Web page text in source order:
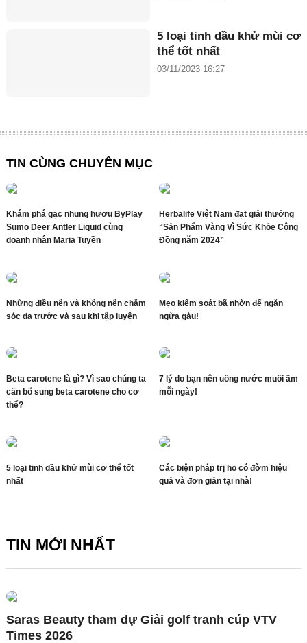
5 loại tinh dầu khử mùi cơ
thể tốt nhất
03/11/2023 16:27
TIN CÙNG CHUYÊN MỤC
Khám phá gạc nhung hươu ByPlay
Sumo Deer Antler Liquid cùng
doanh nhân Maria Tuyền
Herbalife Việt Nam đạt giải thưởng
“Sản Phẩm Vàng Vì Sức Khỏe Cộng
Đồng năm 2024”
Những điều nên và không nên chăm
sóc da trước và sau khi tập luyện
Mẹo kiểm soát bã nhờn để ngăn
ngừa gàu!
Beta carotene là gì? Vì sao chúng ta
cần bổ sung beta carotene cho cơ
thể?
7 lý do bạn nên uống nước muối ấm
mỗi ngày!
5 loại tinh dầu khử mùi cơ thể tốt
nhất
Các biện pháp trị ho có đờm hiệu
quả và đơn giản tại nhà!
TIN MỚI NHẤT
Saras Beauty tham dự Giải golf tranh cúp VTV
Times 2026